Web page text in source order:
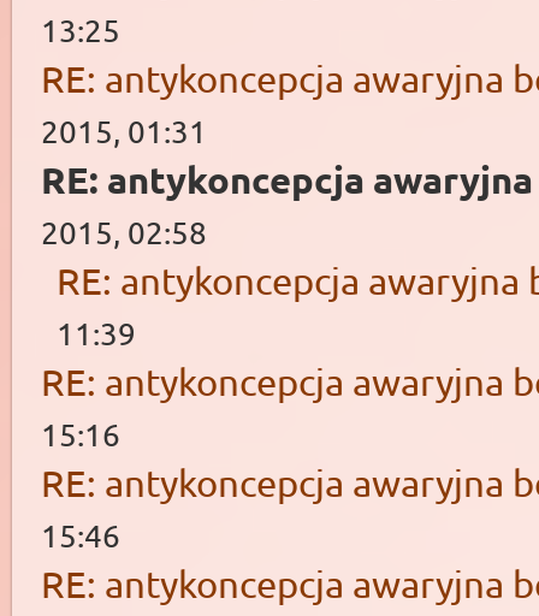
13:25
RE: antykoncepcja awaryjna
2015, 01:31
RE: antykoncepcja
2015, 02:58
RE: antykoncepcja awaryjna
11:39
RE: antykoncepcja awaryjna
15:16
RE: antykoncepcja awaryjna
15:46
RE: antykoncepcja awaryjna